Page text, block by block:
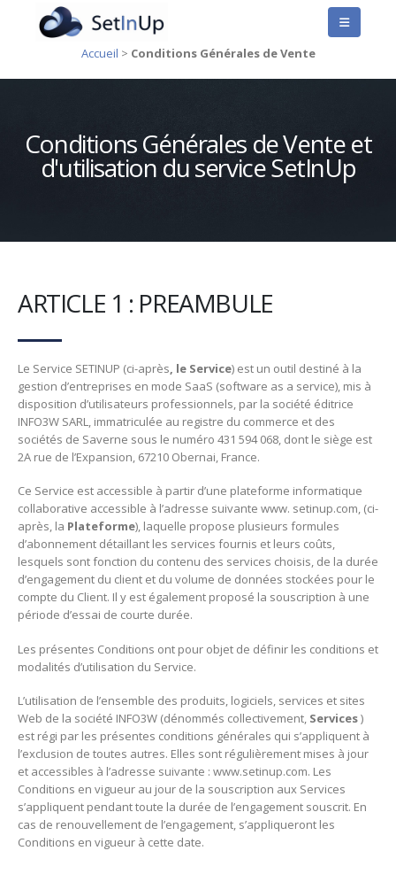
Accueil > Conditions Générales de Vente
Conditions Générales de Vente et
d'utilisation du service SetInUp
ARTICLE 1 : PREAMBULE
Le Service SETINUP (ci-après , le Service) est un outil destiné à la
gestion d’entreprises en mode SaaS (software as a service), mis à
disposition d’utilisateurs professionnels, par la société éditrice
INFO3W SARL, immatriculée au registre du commerce et des
sociétés de Saverne sous le numéro 431 594 068, dont le siège est
2A rue de l’Expansion, 67210 Obernai, France.
Ce Service est accessible à partir d’une plateforme informatique
collaborative accessible à l’adresse suivante www. setinup.com, (ci-
après, la Plateforme), laquelle propose plusieurs formules
d’abonnement détaillant les services fournis et leurs coûts,
lesquels sont fonction du contenu des services choisis, de la durée
d’engagement du client et du volume de données stockées pour le
compte du Client. Il y est également proposé la souscription à une
période d’essai de courte durée.
Les présentes Conditions ont pour objet de définir les conditions et
modalités d’utilisation du Service.
L’utilisation de l’ensemble des produits, logiciels, services et sites
Web de la société INFO3W (dénommés collectivement, Services)
est régi par les présentes conditions générales qui s’appliquent à
l’exclusion de toutes autres. Elles sont régulièrement mises à jour
et accessibles à l’adresse suivante : www.setinup.com. Les
Conditions en vigueur au jour de la souscription aux Services
s’appliquent pendant toute la durée de l’engagement souscrit. En
cas de renouvellement de l’engagement, s’appliqueront les
Conditions en vigueur à cette date.